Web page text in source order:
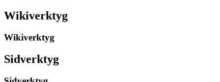
Wikiverktyg
Wikiverktyg
Sidverktyg